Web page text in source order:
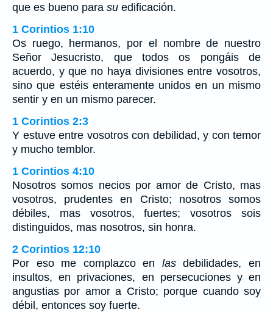
que es bueno para su edificación.
1 Corintios 1:10
Os ruego, hermanos, por el nombre de nuestro
Señor Jesucristo, que todos os pongáis de
acuerdo, y que no haya divisiones entre vosotros,
sino que estéis enteramente unidos en un mismo
sentir y en un mismo parecer.
1 Corintios 2:3
Y estuve entre vosotros con debilidad, y con temor
y mucho temblor.
1 Corintios 4:10
Nosotros somos necios por amor de Cristo, mas
vosotros, prudentes en Cristo; nosotros somos
débiles, mas vosotros, fuertes; vosotros sois
distinguidos, mas nosotros, sin honra.
2 Corintios 12:10
Por eso me complazco en lasdebilidades, en
insultos, en privaciones, en persecuciones y en
angustias por amor a Cristo; porque cuando soy
débil, entonces soy fuerte.